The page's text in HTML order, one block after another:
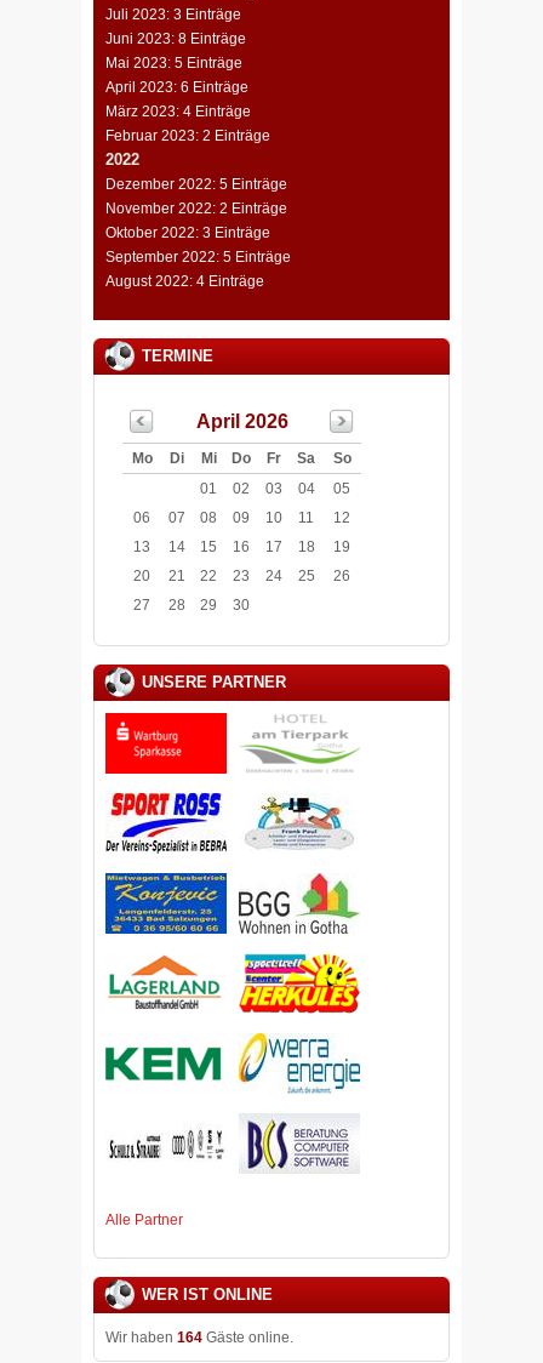
Juli 2023: 3 Einträge
Juni 2023: 8 Einträge
Mai 2023: 5 Einträge
April 2023: 6 Einträge
März 2023: 4 Einträge
Februar 2023: 2 Einträge
2022
Dezember 2022: 5 Einträge
November 2022: 2 Einträge
Oktober 2022: 3 Einträge
September 2022: 5 Einträge
August 2022: 4 Einträge
TERMINE
April 2026
Mo Di Mi Do Fr Sa
So
01
02 03 04
05
06
07 08 09 10 11
12
13
14 15 16 17 18
19
20
21 22 23 24 25
26
27
28 29 30
UNSERE PARTNER
Alle Partner
WER IST ONLINE
Wir haben 164 Gäste online.